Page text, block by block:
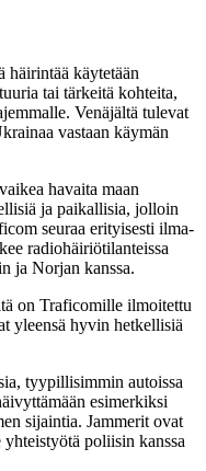
häirintää käytetään
tai tärkeitä kohteita,
Venäjältä tulevat
vastaan käymän
havaita maan
ja paikallisia, jolloin
seuraa erityisesti ilma-
radiohäiriötilanteissa
ja Norjan kanssa.
on Traficomille ilmoitettu
yleensä hyvin hetkellisiä
tyypillisimmin autoissa
esimerkiksi
sijaintia. Jammerit ovat
poliisin kanssa